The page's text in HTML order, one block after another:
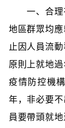
一、合理
地區群眾均
止因人員流
原則上就地
疫情防控機
年，非必要
員要帶頭就